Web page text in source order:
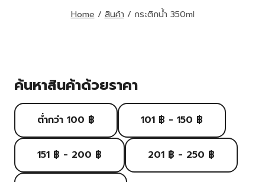
Home / สินค้า / กระติกน้ำ 350ml
ค้นหาสินค้าด้วยราคา
ต่ำกว่า 100 ฿ 101 ฿ - 150 ฿
151 ฿ - 200 ฿ 201 ฿ - 250 ฿